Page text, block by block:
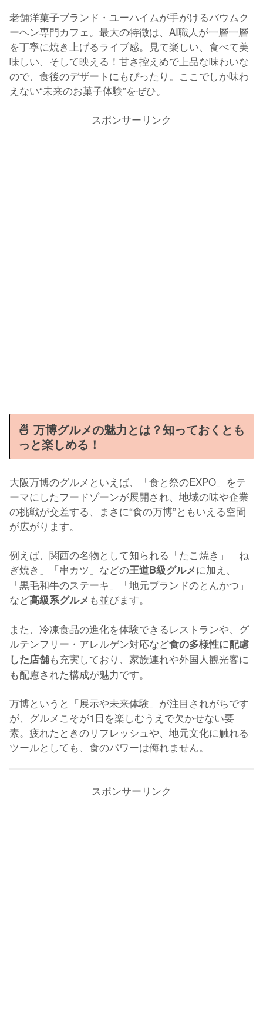
老舗洋菓子ブランド・ユーハイムが手がけるバウムク
ーヘン専門カフェ。最大の特徴は、AI職人が一層一層
を丁寧に焼き上げるライブ感。見て楽しい、食べて美
味しい、そして映える！甘さ控えめで上品な味わいな
ので、食後のデザートにもぴったり。ここでしか味わ
えない“未来のお菓子体験”をぜひ。
スポンサーリンク
🍜 万博グルメの魅力とは？知っておくとも
っと楽しめる！
大阪万博のグルメといえば、「食と祭のEXPO」をテ
ーマにしたフードゾーンが展開され、地域の味や企業
の挑戦が交差する、まさに“食の万博”ともいえる空間
が広がります。
例えば、関西の名物として知られる「たこ焼き」「ね
ぎ焼き」「串カツ」などの王道B級グルメに加え、
「黒毛和牛のステーキ」「地元ブランドのとんかつ」
など高級系グルメ も並びます。
また、冷凍食品の進化を体験できるレストランや、グ
ルテンフリー・アレルゲン対応など食の多様性に配慮
した店舗も充実しており、家族連れや外国人観光客に
も配慮された構成が魅力です。
万博というと「展示や未来体験」が注目されがちです
が、グルメこそが1日を楽しむうえで欠かせない要
素。疲れたときのリフレッシュや、地元文化に触れる
ツールとしても、食のパワーは侮れません。
スポンサーリンク